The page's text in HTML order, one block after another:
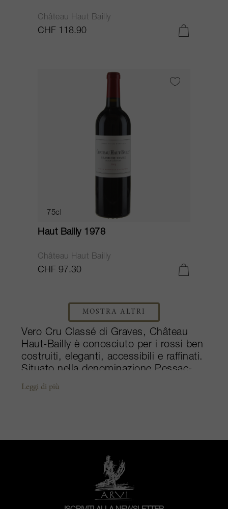
Château Haut Bailly
CHF 118.90
75cl
Haut Bailly 1978
Château Haut Bailly
CHF 97.30
MOSTRA ALTRI
Vero Cru Classé di Graves, Château
Haut-Bailly è conosciuto per i rossi ben
costruiti, eleganti, accessibili e raffinati.
Situato nella denominazione Pessac-
Léognan, lo Château risale al 1461.
L'influente famiglia Sanders acquistò la
lo Château nel 1998, tuttavia la famiglia
Sanders è ancora rappresentata da
Véronique Sanders, che è entrata a far
parte del team Haut-Bailly come
Direttrice Generale della tenuta. A
differenza delle proprietà vicine, il
Leggi di più